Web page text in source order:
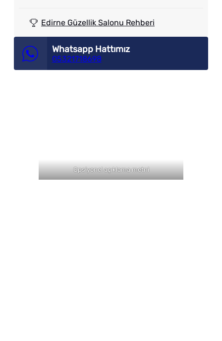
Edirne Güzellik Salonu Rehberi
Whatsapp Hattımız
05321718698
Opsiyonel açıklama metni